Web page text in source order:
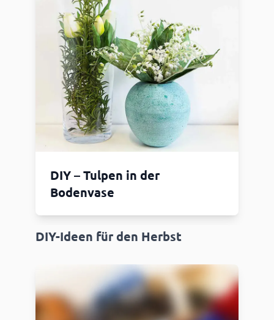
DIY – Tulpen in der
Bodenvase
DIY-Ideen für den Herbst